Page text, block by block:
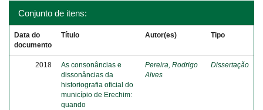
Conjunto de itens:
Data do
documento
Título Autor(es) Tipo
2018
As consonâncias e
dissonâncias da
historiografia oficial do
município de Erechim:
quando
Pereira, Rodrigo
Alves
Dissertação